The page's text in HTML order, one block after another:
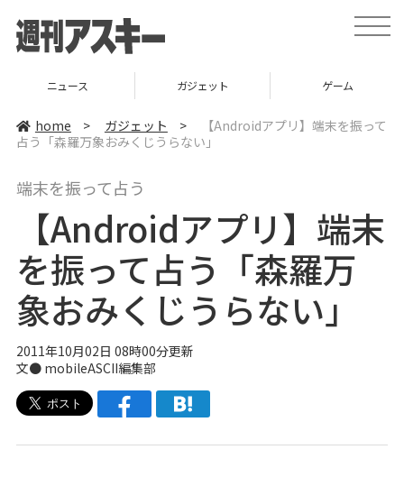
t
o
v
n
ニュース ガジェット ゲーム
home > ガジェット >
【Androidアプリ】端末を振って
占う「森羅万象おみくじうらない」
端末を振って占う
【Androidアプリ】端末
を振って占う「森羅万
象おみくじうらない」
2011年10月02日 08時00分更新
文● mobileASCII編集部